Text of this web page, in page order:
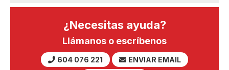
¿Necesitas ayuda?
Llámanos o escríbenos
604 076 221
ENVIAR EMAIL